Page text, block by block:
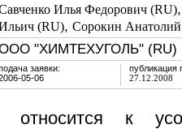
Илья Федорович (RU)
(RU), Сорокин
"ХИМТЕХУГОЛЬ" (RU)
заявки:
05-06
публикация
27.12.2008
относится к